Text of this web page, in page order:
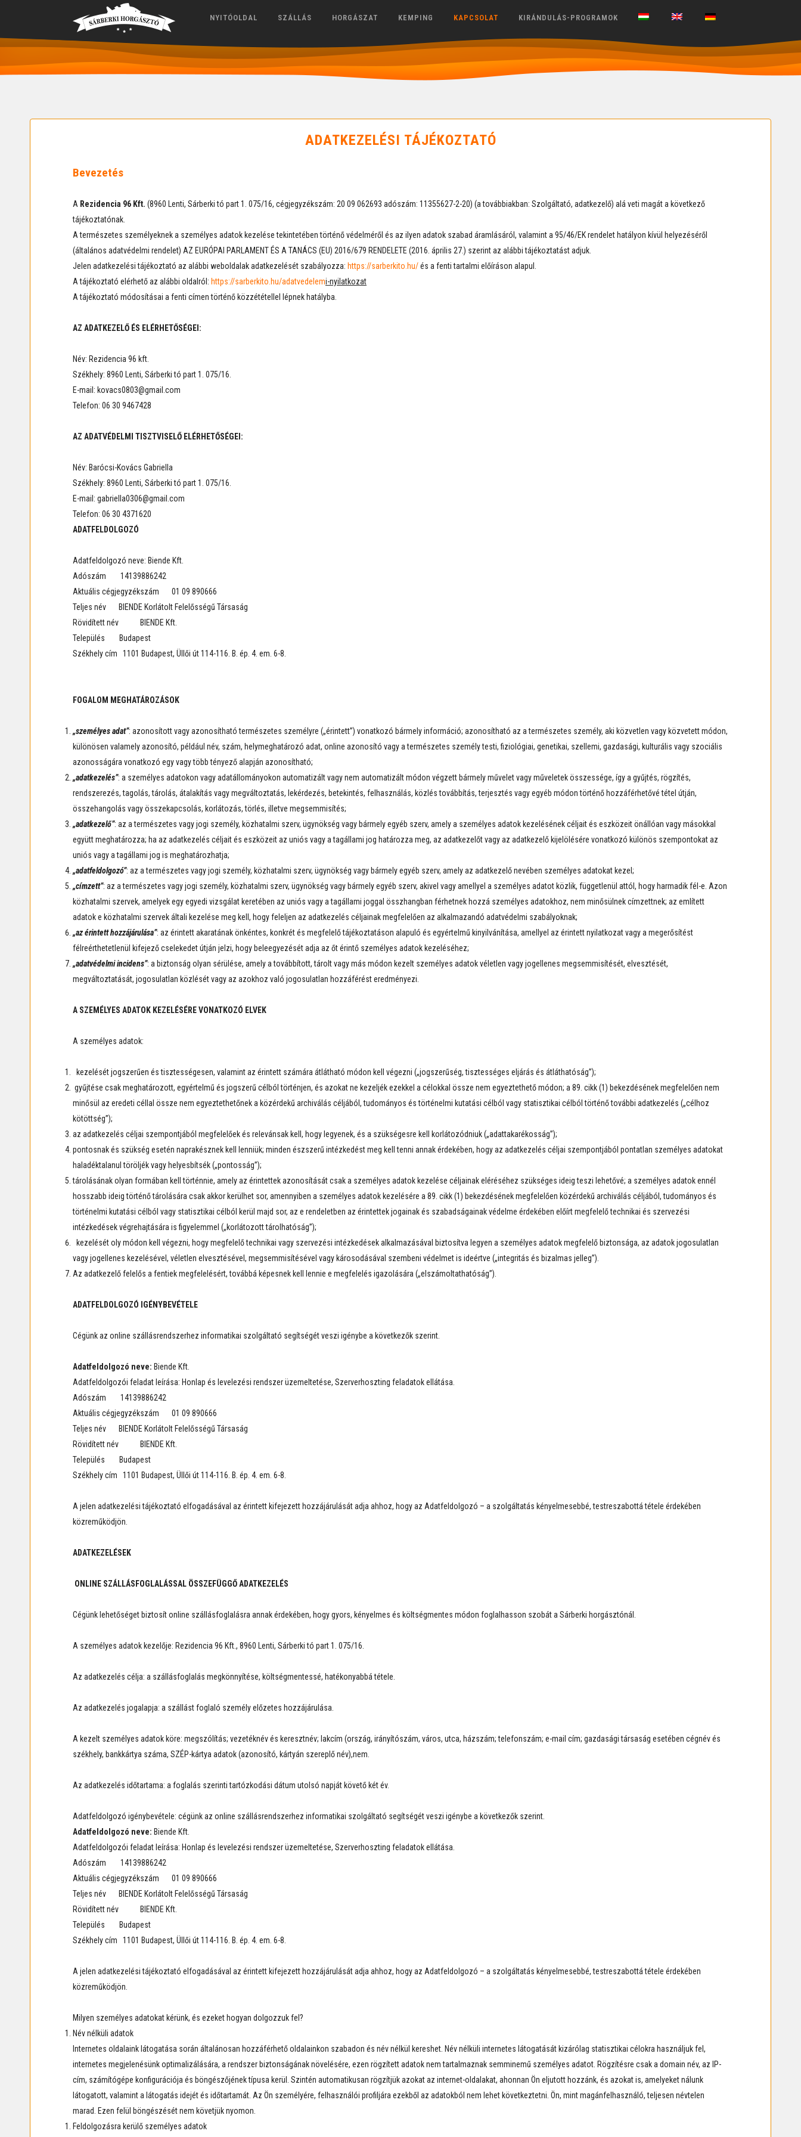
NYITÓOLDAL SZÁLLÁS HORGÁSZAT KEMPING KAPCSOLAT KIRÁNDULÁS-PROGRAMOK
ADATKEZELÉSI TÁJÉKOZTATÓ
Bevezetés
A Rezidencia 96 Kft. (8960 Lenti, Sárberki tó part 1. 075/16, cégjegyzékszám: 20 09 062693 adószám: 11355627-2-20) (a továbbiakban: Szolgáltató, adatkezelő) alá veti magát a következő
tájékoztatónak.
A természetes személyeknek a személyes adatok kezelése tekintetében történő védelméről és az ilyen adatok szabad áramlásáról, valamint a 95/46/EK rendelet hatályon kívül helyezéséről
(általános adatvédelmi rendelet) AZ EURÓPAI PARLAMENT ÉS A TANÁCS (EU) 2016/679 RENDELETE (2016. április 27.) szerint az alábbi tájékoztatást adjuk.
Jelen adatkezelési tájékoztató az alábbi weboldalak adatkezelését szabályozza: https://sarberkito.hu/és a fenti tartalmi előíráson alapul.
A tájékoztató elérhető az alábbi oldalról: https://sarberkito.hu/adatvedelemi-nyilatkozat
A tájékoztató módosításai a fenti címen történő közzététellel lépnek hatályba.
AZ ADATKEZELŐ ÉS ELÉRHETŐSÉGEI:
Név: Rezidencia 96 kft.
Székhely: 8960 Lenti, Sárberki tó part 1. 075/16.
E-mail: kovacs0803@gmail.com
Telefon: 06 30 9467428
AZ ADATVÉDELMI TISZTVISELŐ ELÉRHETŐSÉGEI:
Név: Barócsi-Kovács Gabriella
Székhely: 8960 Lenti, Sárberki tó part 1. 075/16.
E-mail: gabriella0306@gmail.com
Telefon: 06 30 4371620
ADATFELDOLGOZÓ
Adatfeldolgozó neve: Biende Kft.
Adószám 14139886242
Aktuális cégjegyzékszám 01 09 890666
Teljes név BIENDE Korlátolt Felelősségű Társaság
Rövidített név BIENDE Kft.
Település Budapest
Székhely cím 1101 Budapest, Üllői út 114-116. B. ép. 4. em. 6-8.
FOGALOM MEGHATÁROZÁSOK
„személyes adat”: azonosított vagy azonosítható természetes személyre („érintett”) vonatkozó bármely információ; azonosítható az a természetes személy, aki közvetlen vagy közvetett módon,
különösen valamely azonosító, például név, szám, helymeghatározó adat, online azonosító vagy a természetes személy testi, fiziológiai, genetikai, szellemi, gazdasági, kulturális vagy szociális
azonosságára vonatkozó egy vagy több tényező alapján azonosítható;
„adatkezelés”: a személyes adatokon vagy adatállományokon automatizált vagy nem automatizált módon végzett bármely művelet vagy műveletek összessége, így a gyűjtés, rögzítés,
rendszerezés, tagolás, tárolás, átalakítás vagy megváltoztatás, lekérdezés, betekintés, felhasználás, közlés továbbítás, terjesztés vagy egyéb módon történő hozzáférhetővé tétel útján,
összehangolás vagy összekapcsolás, korlátozás, törlés, illetve megsemmisítés;
„adatkezelő”: az a természetes vagy jogi személy, közhatalmi szerv, ügynökség vagy bármely egyéb szerv, amely a személyes adatok kezelésének céljait és eszközeit önállóan vagy másokkal
együtt meghatározza; ha az adatkezelés céljait és eszközeit az uniós vagy a tagállami jog határozza meg, az adatkezelőt vagy az adatkezelő kijelölésére vonatkozó különös szempontokat az
uniós vagy a tagállami jog is meghatározhatja;
„adatfeldolgozó”: az a természetes vagy jogi személy, közhatalmi szerv, ügynökség vagy bármely egyéb szerv, amely az adatkezelő nevében személyes adatokat kezel;
„címzett”: az a természetes vagy jogi személy, közhatalmi szerv, ügynökség vagy bármely egyéb szerv, akivel vagy amellyel a személyes adatot közlik, függetlenül attól, hogy harmadik fél-e. Azon
közhatalmi szervek, amelyek egy egyedi vizsgálat keretében az uniós vagy a tagállami joggal összhangban férhetnek hozzá személyes adatokhoz, nem minősülnek címzettnek; az említett
adatok e közhatalmi szervek általi kezelése meg kell, hogy feleljen az adatkezelés céljainak megfelelően az alkalmazandó adatvédelmi szabályoknak;
„az érintett hozzájárulása”: az érintett akaratának önkéntes, konkrét és megfelelő tájékoztatáson alapuló és egyértelmű kinyilvánítása, amellyel az érintett nyilatkozat vagy a megerősítést
félreérthetetlenül kifejező cselekedet útján jelzi, hogy beleegyezését adja az őt érintő személyes adatok kezeléséhez;
„adatvédelmi incidens”: a biztonság olyan sérülése, amely a továbbított, tárolt vagy más módon kezelt személyes adatok véletlen vagy jogellenes megsemmisítését, elvesztését,
megváltoztatását, jogosulatlan közlését vagy az azokhoz való jogosulatlan hozzáférést eredményezi.
A SZEMÉLYES ADATOK KEZELÉSÉRE VONATKOZÓ ELVEK
A személyes adatok:
kezelését jogszerűen és tisztességesen, valamint az érintett számára átlátható módon kell végezni („jogszerűség, tisztességes eljárás és átláthatóság”);
gyűjtése csak meghatározott, egyértelmű és jogszerű célból történjen, és azokat ne kezeljék ezekkel a célokkal össze nem egyeztethető módon; a 89. cikk (1) bekezdésének megfelelően nem
minősül az eredeti céllal össze nem egyeztethetőnek a közérdekű archiválás céljából, tudományos és történelmi kutatási célból vagy statisztikai célból történő további adatkezelés („célhoz
kötöttség”);
az adatkezelés céljai szempontjából megfelelőek és relevánsak kell, hogy legyenek, és a szükségesre kell korlátozódniuk („adattakarékosság”);
pontosnak és szükség esetén naprakésznek kell lenniük; minden észszerű intézkedést meg kell tenni annak érdekében, hogy az adatkezelés céljai szempontjából pontatlan személyes adatokat
haladéktalanul töröljék vagy helyesbítsék („pontosság”);
tárolásának olyan formában kell történnie, amely az érintettek azonosítását csak a személyes adatok kezelése céljainak eléréséhez szükséges ideig teszi lehetővé; a személyes adatok ennél
hosszabb ideig történő tárolására csak akkor kerülhet sor, amennyiben a személyes adatok kezelésére a 89. cikk (1) bekezdésének megfelelően közérdekű archiválás céljából, tudományos és
történelmi kutatási célból vagy statisztikai célból kerül majd sor, az e rendeletben az érintettek jogainak és szabadságainak védelme érdekében előírt megfelelő technikai és szervezési
intézkedések végrehajtására is figyelemmel („korlátozott tárolhatóság”);
kezelését oly módon kell végezni, hogy megfelelő technikai vagy szervezési intézkedések alkalmazásával biztosítva legyen a személyes adatok megfelelő biztonsága, az adatok jogosulatlan
vagy jogellenes kezelésével, véletlen elvesztésével, megsemmisítésével vagy károsodásával szembeni védelmet is ideértve („integritás és bizalmas jelleg”).
Az adatkezelő felelős a fentiek megfelelésért, továbbá képesnek kell lennie e megfelelés igazolására („elszámoltathatóság”).
ADATFELDOLGOZÓ IGÉNYBEVÉTELE
Cégünk az online szállásrendszerhez informatikai szolgáltató segítségét veszi igénybe a következők szerint.
Adatfeldolgozó neve: Biende Kft.
Adatfeldolgozói feladat leírása: Honlap és levelezési rendszer üzemeltetése, Szerverhoszting feladatok ellátása.
Adószám 14139886242
Aktuális cégjegyzékszám 01 09 890666
Teljes név BIENDE Korlátolt Felelősségű Társaság
Rövidített név BIENDE Kft.
Település Budapest
Székhely cím 1101 Budapest, Üllői út 114-116. B. ép. 4. em. 6-8.
A jelen adatkezelési tájékoztató elfogadásával az érintett kifejezett hozzájárulását adja ahhoz, hogy az Adatfeldolgozó – a szolgáltatás kényelmesebbé, testreszabottá tétele érdekében
közreműködjön.
ADATKEZELÉSEK
ONLINE SZÁLLÁSFOGLALÁSSAL ÖSSZEFÜGGŐ ADATKEZELÉS
Cégünk lehetőséget biztosít online szállásfoglalásra annak érdekében, hogy gyors, kényelmes és költségmentes módon foglalhasson szobát a Sárberki horgásztónál.
A személyes adatok kezelője: Rezidencia 96 Kft., 8960 Lenti, Sárberki tó part 1. 075/16.
Az adatkezelés célja: a szállásfoglalás megkönnyítése, költségmentessé, hatékonyabbá tétele.
Az adatkezelés jogalapja: a szállást foglaló személy előzetes hozzájárulása.
A kezelt személyes adatok köre: megszólítás; vezetéknév és keresztnév; lakcím (ország, irányítószám, város, utca, házszám; telefonszám; e-mail cím; gazdasági társaság esetében cégnév és
székhely, bankkártya száma, SZÉP-kártya adatok (azonosító, kártyán szereplő név),nem.
Az adatkezelés időtartama: a foglalás szerinti tartózkodási dátum utolsó napját követő két év.
Adatfeldolgozó igénybevétele: cégünk az online szállásrendszerhez informatikai szolgáltató segítségét veszi igénybe a következők szerint.
Adatfeldolgozó neve: Biende Kft.
Adatfeldolgozói feladat leírása: Honlap és levelezési rendszer üzemeltetése, Szerverhoszting feladatok ellátása.
Adószám 14139886242
Aktuális cégjegyzékszám 01 09 890666
Teljes név BIENDE Korlátolt Felelősségű Társaság
Rövidített név BIENDE Kft.
Település Budapest
Székhely cím 1101 Budapest, Üllői út 114-116. B. ép. 4. em. 6-8.
A jelen adatkezelési tájékoztató elfogadásával az érintett kifejezett hozzájárulását adja ahhoz, hogy az Adatfeldolgozó – a szolgáltatás kényelmesebbé, testreszabottá tétele érdekében
közreműködjön.
Milyen személyes adatokat kérünk, és ezeket hogyan dolgozzuk fel?
Név nélküli adatok
Internetes oldalaink látogatása során általánosan hozzáférhető oldalainkon szabadon és név nélkül kereshet. Név nélküli internetes látogatását kizárólag statisztikai célokra használjuk fel,
internetes megjelenésünk optimalizálására, a rendszer biztonságának növelésére, ezen rögzített adatok nem tartalmaznak semminemű személyes adatot. Rögzítésre csak a domain név, az IP-
cím, számítógépe konfigurációja és böngészőjének típusa kerül. Szintén automatikusan rögzítjük azokat az internet-oldalakat, ahonnan Ön eljutott hozzánk, és azokat is, amelyeket nálunk
látogatott, valamint a látogatás idejét és időtartamát. Az Ön személyére, felhasználói profiljára ezekből az adatokból nem lehet következtetni. Ön, mint magánfelhasználó, teljesen névtelen
marad. Ezen felül böngészését nem követjük nyomon.
Feldolgozásra kerülő személyes adatok